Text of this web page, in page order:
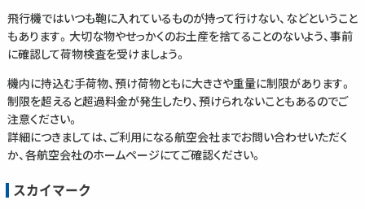
飛行機ではいつも鞄に入れているものが持って行けない、などということ
もあります。大切な物やせっかくのお土産を捨てることのないよう、事前
に確認して荷物検査を受けましょう。
機内に持込む手荷物、預け荷物ともに大きさや重量に制限があります。
制限を超えると超過料金が発生したり、預けられないこともあるのでご
注意ください。
詳細につきましては、ご利用になる航空会社までお問い合わせいただく
か、各航空会社のホームページにてご確認ください。
スカイマーク